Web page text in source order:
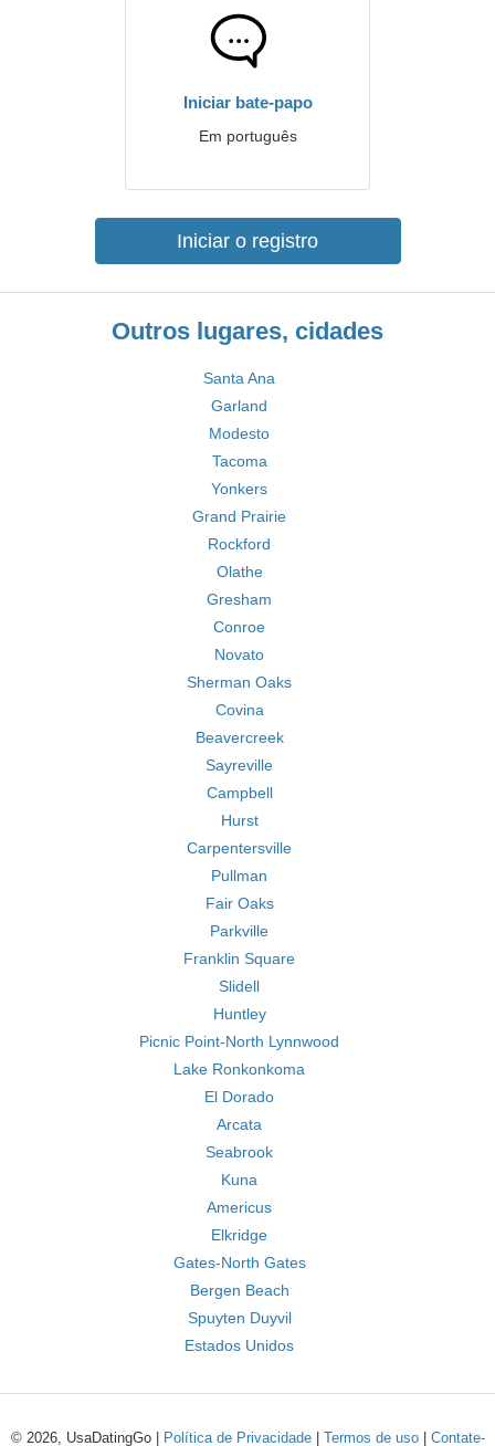
Iniciar bate-papo
Em português
Iniciar o registro
Outros lugares, cidades
Santa Ana
Garland
Modesto
Tacoma
Yonkers
Grand Prairie
Rockford
Olathe
Gresham
Conroe
Novato
Sherman Oaks
Covina
Beavercreek
Sayreville
Campbell
Hurst
Carpentersville
Pullman
Fair Oaks
Parkville
Franklin Square
Slidell
Huntley
Picnic Point-North Lynnwood
Lake Ronkonkoma
El Dorado
Arcata
Seabrook
Kuna
Americus
Elkridge
Gates-North Gates
Bergen Beach
Spuyten Duyvil
Estados Unidos
© 2026, UsaDatingGo | Política de Privacidade| Termos de uso| Contate-